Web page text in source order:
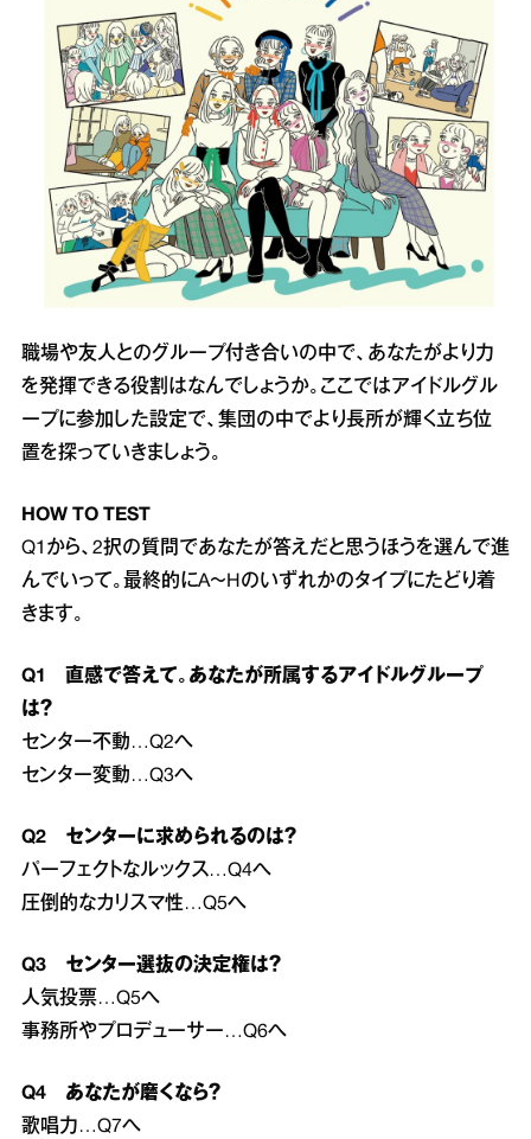
職場や友人とのグループ付き合いの中で、あなたがより力
を発揮できる役割はなんでしょうか。ここではアイドルグル
ープに参加した設定で、集団の中でより長所が輝く立ち位
置を探っていきましょう。
HOW TO TEST
Q1から、2択の質問であなたが答えだと思うほうを選んで進
んでいって。最終的にA～Hのいずれかのタイプにたどり着
きます。
Q1 直感で答えて。あなたが所属するアイドルグループ
は？
センター不動…Q2へ
センター変動…Q3へ
Q2 センターに求められるのは？
パーフェクトなルックス…Q4へ
圧倒的なカリスマ性…Q5へ
Q3 センター選抜の決定権は？
人気投票…Q5へ
事務所やプロデューサー…Q6へ
Q4 あなたが磨くなら？
歌唱力…Q7へ